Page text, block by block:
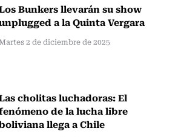
Bunkers llevarán su show
a la Quinta Vergara
2 de diciembre de 2025
cholitas luchadoras: El
de la lucha libre
llega a Chile